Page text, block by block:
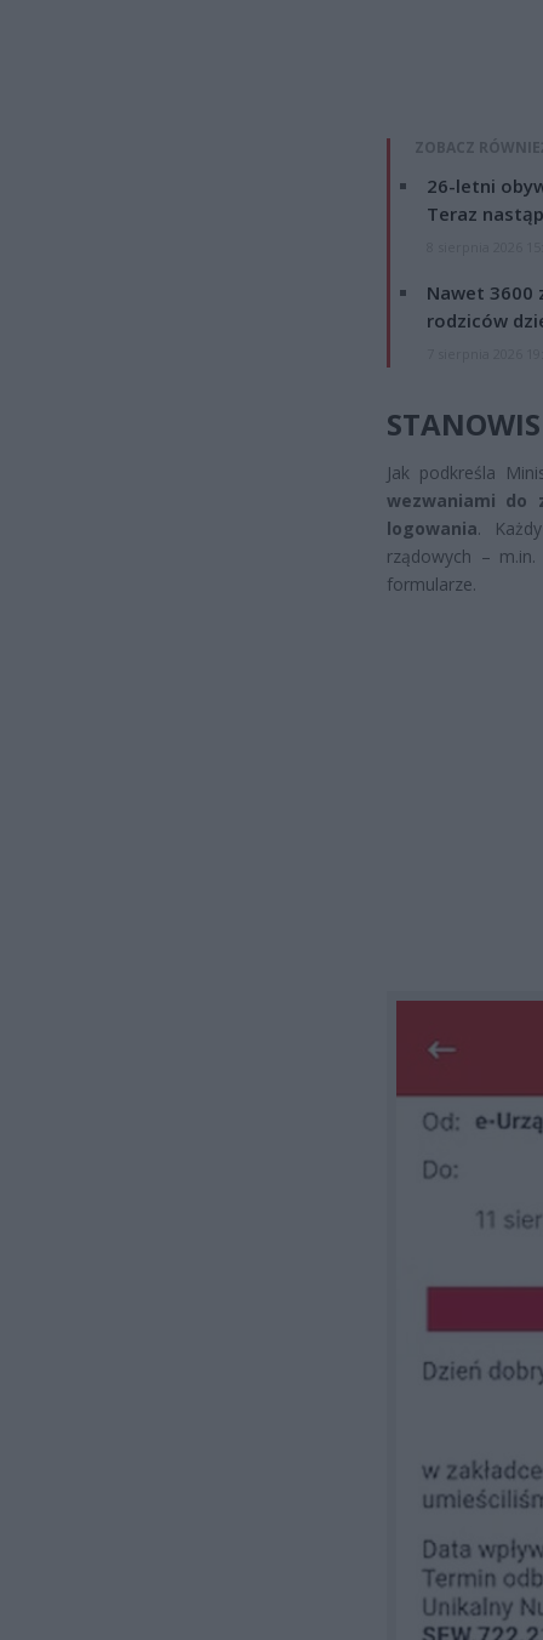
ZOBACZ
26-letni
Teraz
Nawet 3600
rodziców
Jak podkreśla
wezwaniami do
logowania.
rządowych –
formularze.